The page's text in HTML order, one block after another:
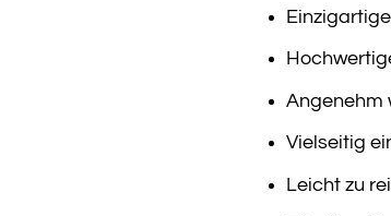
Angenehm
Vielseitig
Leicht zu